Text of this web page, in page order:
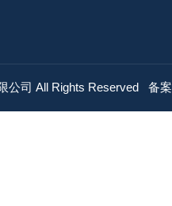
公司 All Rights Reserved 备